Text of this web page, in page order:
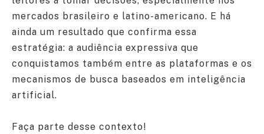
mercados brasileiro e latino-americano. E há
ainda um resultado que confirma essa
estratégia: a audiência expressiva que
conquistamos também entre as plataformas e os
mecanismos de busca baseados em inteligência
artificial.
Faça parte desse contexto!